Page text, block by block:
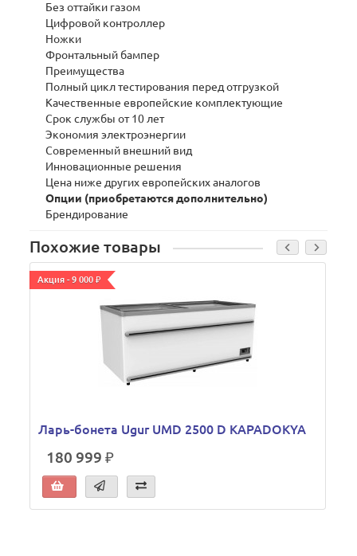
Без оттайки газом
Цифровой контроллер
Ножки
Фронтальный бампер
Преимущества
Полный цикл тестирования перед отгрузкой
Качественные европейские комплектующие
Срок службы от 10 лет
Экономия электроэнергии
Современный внешний вид
Инновационные решения
Цена ниже других европейских аналогов
Опции (приобретаются дополнительно)
Брендирование
Похожие товары
Акция - 9 000 ₽
Ларь-бонета Ugur UMD 2500 D KAPADOKYA
180 999 ₽